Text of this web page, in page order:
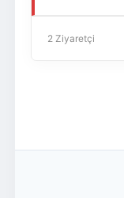
2 Ziyaretçi